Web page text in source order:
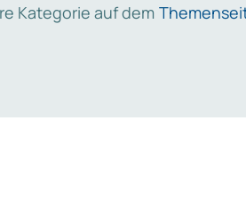
Kategorie auf dem